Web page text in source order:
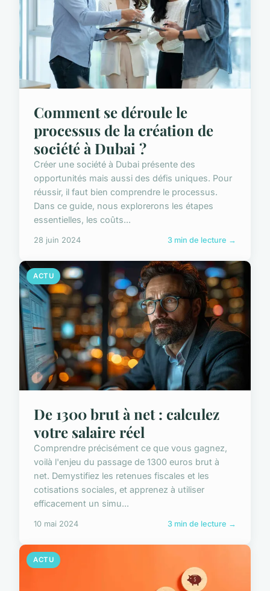
Comment se déroule le
processus de la création de
société à Dubai ?
Créer une société à Dubai présente des
opportunités mais aussi des défis uniques. Pour
réussir, il faut bien comprendre le processus.
Dans ce guide, nous explorerons les étapes
essentielles, les coûts...
28 juin 2024 3 min de lecture →
ACTU
De 1300 brut à net : calculez
votre salaire réel
Comprendre précisément ce que vous gagnez,
voilà l'enjeu du passage de 1300 euros brut à
net. Demystifiez les retenues fiscales et les
cotisations sociales, et apprenez à utiliser
efficacement un simu...
10 mai 2024 3 min de lecture →
ACTU